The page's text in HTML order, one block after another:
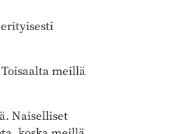
meillä
Naiselliset